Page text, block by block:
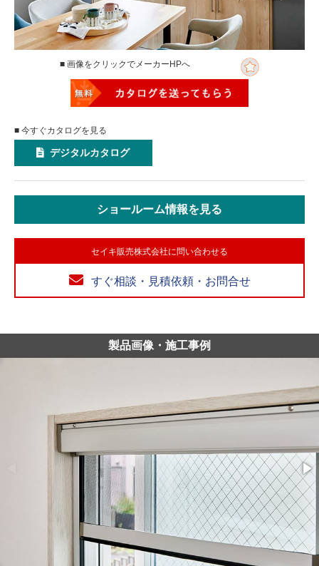
■ 画像をクリックでメーカーHPへ
■ 今すぐカタログを見る
デジタルカタログ
ショールーム情報を見る
セイキ販売株式会社に問い合わせる
すぐ相談・見積依頼・お問合せ
製品画像・施工事例